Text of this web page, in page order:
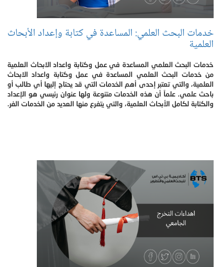
خدمات البحث العلمي: المساعدة في كتابة وإعداد الأبحاث
العلمية ‎‎
خدمات البحث العلمي المساعدة في عمل وكتابة واعداد الابحاث العلمية
من خدمات البحث العلمي المساعدة في عمل وكتابة واعداد الابحاث
العلمية، والتي تعتبر إحدى أهم الخدمات التي قد يحتاج إليها أي طالب أو
باحث علمي. علماً أن هذه الخدمات متنوعة ولها عنوان رئيسي هو الإعداد
والكتابة لكامل الأبحاث العلمية، والتي يتفرع منها العديد من الخدمات الفر.